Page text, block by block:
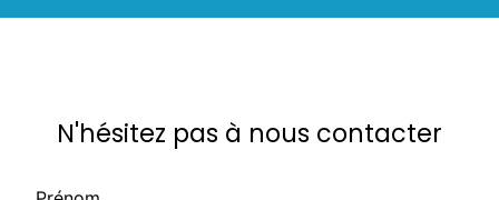
N'hésitez pas à nous contacter